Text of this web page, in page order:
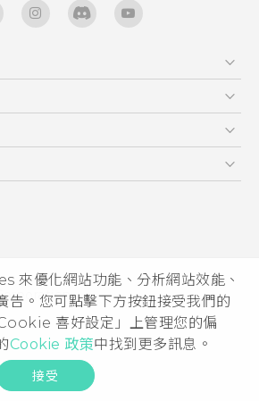
來優化網站功能、分析網站效能、
告。您可點擊下方按鈕接受我們的
喜好設定」上管理您的偏
Cookie 政策中找到更多訊息。
接受
Whitepaper